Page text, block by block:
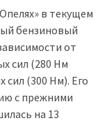
в текущем
бензиновый
от
сил (280 Нм
сил (300 Нм). Его
с прежними
на 13